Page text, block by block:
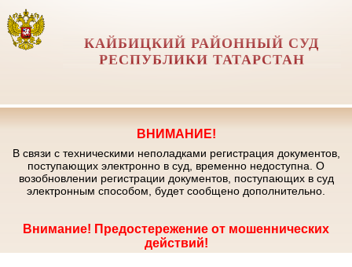
КАЙБИЦКИЙ РАЙОННЫЙ СУД
РЕСПУБЛИКИ ТАТАРСТАН
ВНИМАНИЕ!
В связи с техническими неполадками регистрация документов,
поступающих электронно в суд, временно недоступна. О
возобновлении регистрации документов, поступающих в суд
электронным способом, будет сообщено дополнительно.
Внимание! Предостережение от мошеннических
действий!